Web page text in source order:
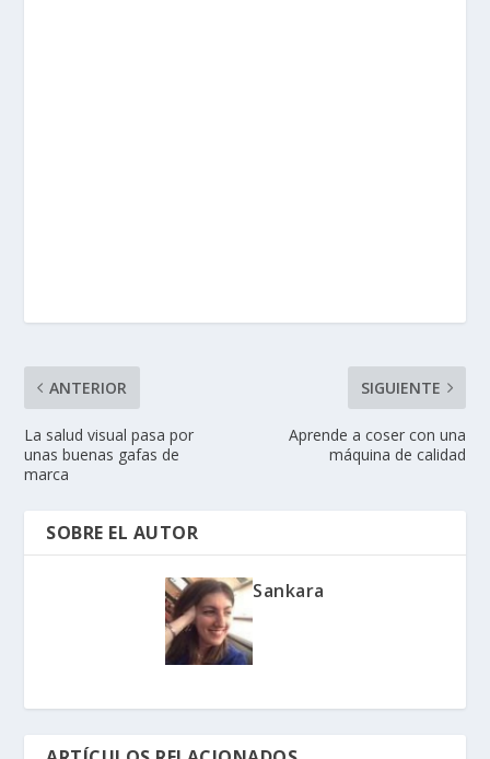
ANTERIOR
La salud visual pasa por
unas buenas gafas de
marca
SIGUIENTE
Aprende a coser con una
máquina de calidad
SOBRE EL AUTOR
Sankara